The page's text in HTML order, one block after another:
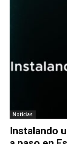
Noticias
Instalando